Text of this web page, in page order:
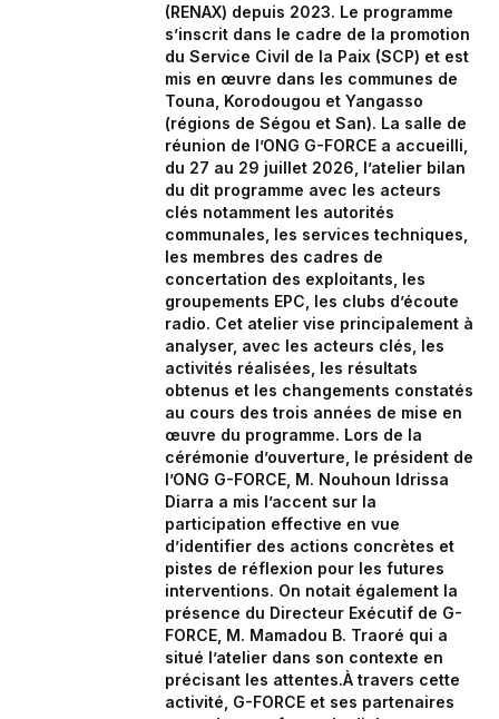
(RENAX) depuis 2023. Le programme
s’inscrit dans le cadre de la promotion
du Service Civil de la Paix (SCP) et est
mis en œuvre dans les communes de
Touna, Korodougou et Yangasso
(régions de Ségou et San). La salle de
réunion de l’ONG G-FORCE a accueilli,
du 27 au 29 juillet 2026, l’atelier bilan
du dit programme avec les acteurs
clés notamment les autorités
communales, les services techniques,
les membres des cadres de
concertation des exploitants, les
groupements EPC, les clubs d’écoute
radio. Cet atelier vise principalement à
analyser, avec les acteurs clés, les
activités réalisées, les résultats
obtenus et les changements constatés
au cours des trois années de mise en
œuvre du programme. Lors de la
cérémonie d’ouverture, le président de
l’ONG G-FORCE, M. Nouhoun Idrissa
Diarra a mis l’accent sur la
participation effective en vue
d’identifier des actions concrètes et
pistes de réflexion pour les futures
interventions. On notait également la
présence du Directeur Exécutif de G-
FORCE, M. Mamadou B. Traoré qui a
situé l’atelier dans son contexte en
précisant les attentes.À travers cette
activité, G-FORCE et ses partenaires